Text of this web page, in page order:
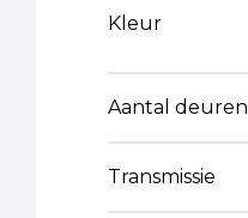
Kleur
Aantal deuren
Transmissie